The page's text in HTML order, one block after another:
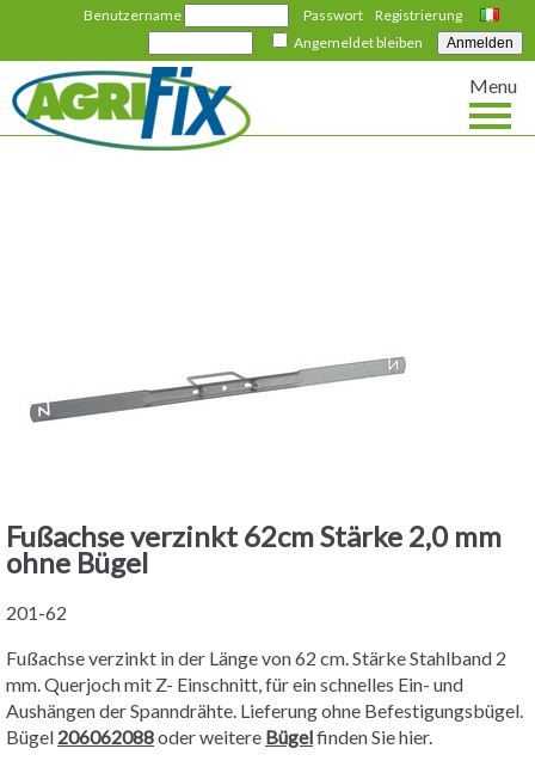
Italiano
Registrierung
Benutzername
Passwort
Angemeldet bleiben
Menu
Fußachse verzinkt 62cm Stärke 2,0 mm
ohne Bügel
201-62
Fußachse verzinkt in der Länge von 62 cm. Stärke Stahlband 2
mm. Querjoch mit Z- Einschnitt, für ein schnelles Ein- und
Aushängen der Spanndrähte. Lieferung ohne Befestigungsbügel.
Bügel 206062088oder weitere Bügelfinden Sie hier.